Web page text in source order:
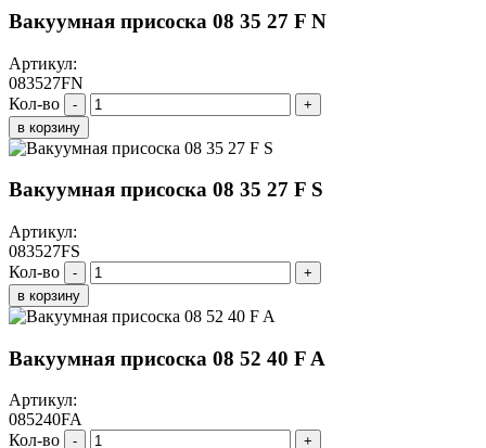
Вакуумная присоска 08 35 27 F N
Артикул:
083527FN
Кол-во
-
+
в корзину
Вакуумная присоска 08 35 27 F S
Артикул:
083527FS
Кол-во
-
+
в корзину
Вакуумная присоска 08 52 40 F A
Артикул:
085240FA
Кол-во
-
+